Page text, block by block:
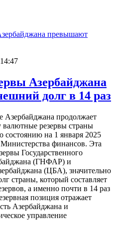
Азербайджана
долг в 14 раз
Азербайджана продолжает
валютные резервы страны
состоянию на 1 января 2025
финансов. Эта
Государственного
(ГНФАР) и
(ЦБА), значительно
страны, который составляет
а именно почти в 14 раз
позиция отражает
Азербайджана и
управление